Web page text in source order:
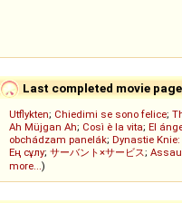
Last completed movie
Utflykten; Chiedimi se sono felice;
Ah Müjgan Ah; Così è la vita; El
obchádzam panelák; Dynastie
Ең сұлу; サーバント×サービス;
more...)